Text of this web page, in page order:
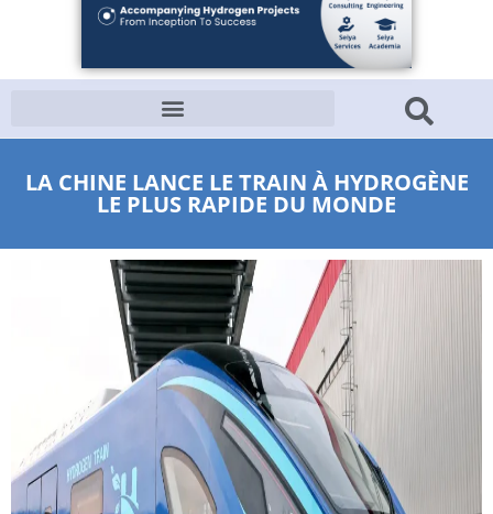
LA CHINE LANCE LE TRAIN À HYDROGÈNE
LE PLUS RAPIDE DU MONDE